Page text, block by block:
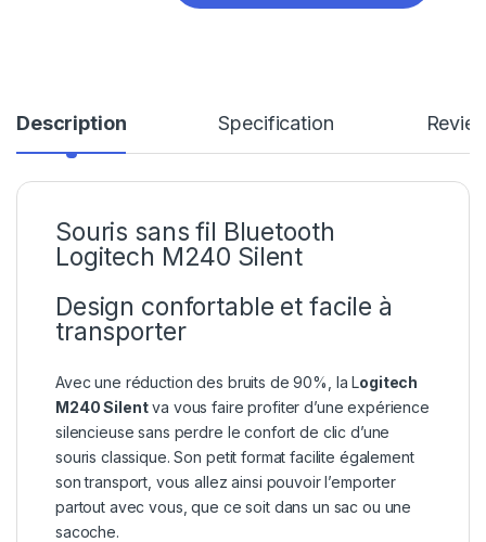
Description Specification
Souris sans fil Bluetooth
Logitech M240 Silent
Design confortable et facile à
transporter
Avec une réduction des bruits de 90%, la Logitech
M240 Silentva vous faire profiter d’une expérience
silencieuse sans perdre le confort de clic d’une
souris classique. Son petit format facilite également
son transport, vous allez ainsi pouvoir l’emporter
partout avec vous, que ce soit dans un sac ou une
sacoche.